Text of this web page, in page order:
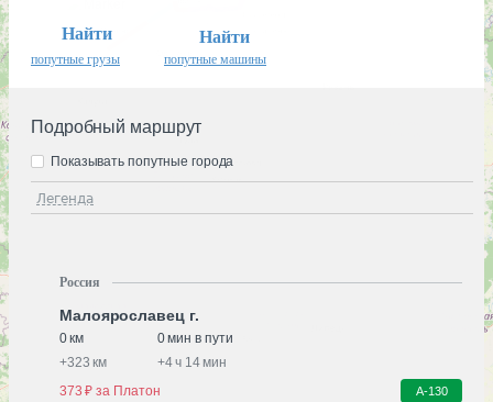
Найти
попутные грузы
Найти
попутные машины
Подробный маршрут
Легенда
Показывать попутные города
Россия
Малоярославец г.
0 км
0 мин в пути
+323 км +4 ч 14 мин
373 ₽ за Платон
А-130